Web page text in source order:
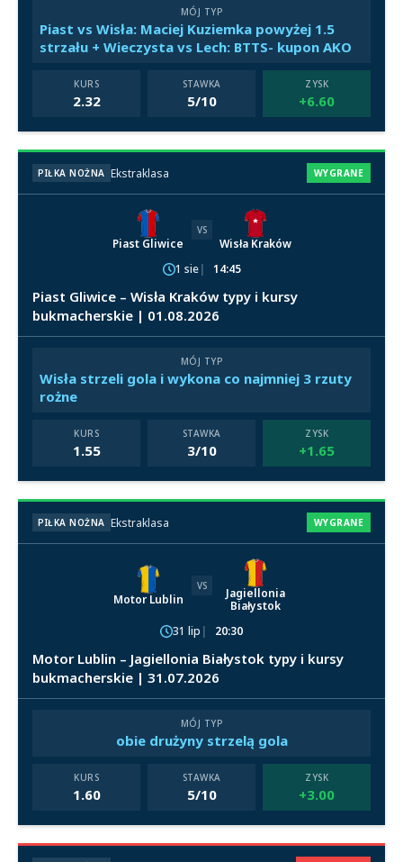
MÓJ TYP
Piast vs Wisła: Maciej Kuziemka powyżej 1.5
strzału + Wieczysta vs Lech: BTTS- kupon AKO
KURS
2.32
STAWKA
5/10
ZYSK
+6.60
PIŁKA NOŻNA Ekstraklasa WYGRANE
Piast Gliwice
VS
Wisła Kraków
1 sie
14:45
Piast Gliwice – Wisła Kraków typy i kursy
bukmacherskie | 01.08.2026
MÓJ TYP
Wisła strzeli gola i wykona co najmniej 3 rzuty
rożne
KURS
1.55
STAWKA
3/10
ZYSK
+1.65
PIŁKA NOŻNA Ekstraklasa WYGRANE
Motor Lublin
VS
Jagiellonia
Białystok
31 lip
20:30
Motor Lublin – Jagiellonia Białystok typy i kursy
bukmacherskie | 31.07.2026
MÓJ TYP
obie drużyny strzelą gola
KURS
1.60
STAWKA
5/10
ZYSK
+3.00